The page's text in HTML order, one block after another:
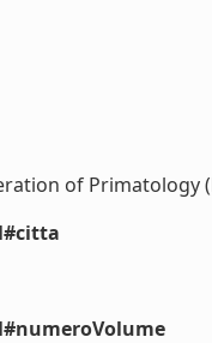
of Primatology